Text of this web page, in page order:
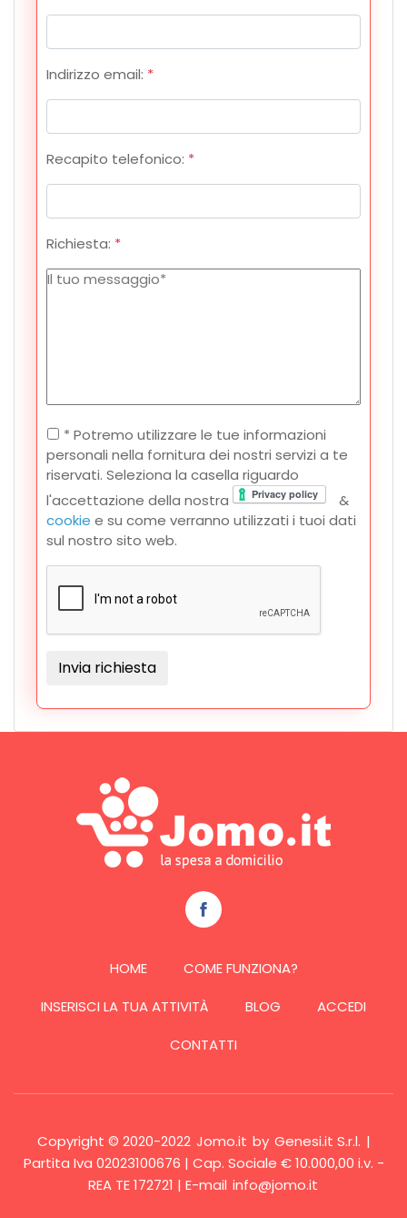
Indirizzo email: *
Recapito telefonico: *
Richiesta: *
* Potremo utilizzare le tue informazioni
personali nella fornitura dei nostri servizi a te
riservati. Seleziona la casella riguardo
l'accettazione della nostra
&
cookie e su come verranno utilizzati i tuoi dati
sul nostro sito web.
Invia richiesta
HOME
COME FUNZIONA?
INSERISCI LA TUA ATTIVITÀ
BLOG
ACCEDI
CONTATTI
Copyright © 2020-2022 Jomo.it by Genesi.it S.r.l. |
Partita Iva 02023100676 | Cap. Sociale € 10.000,00 i.v. -
REA TE 172721 | E-mail info@jomo.it